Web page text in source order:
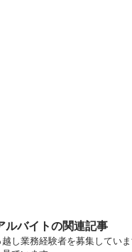
ルバイトの関連記事
越し業務経験者を募集してい